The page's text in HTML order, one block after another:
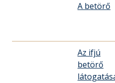
A betörő
Az ifjú
betörő